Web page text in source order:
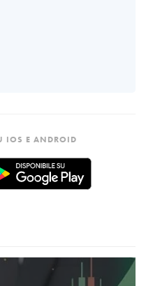
IOS E ANDROID